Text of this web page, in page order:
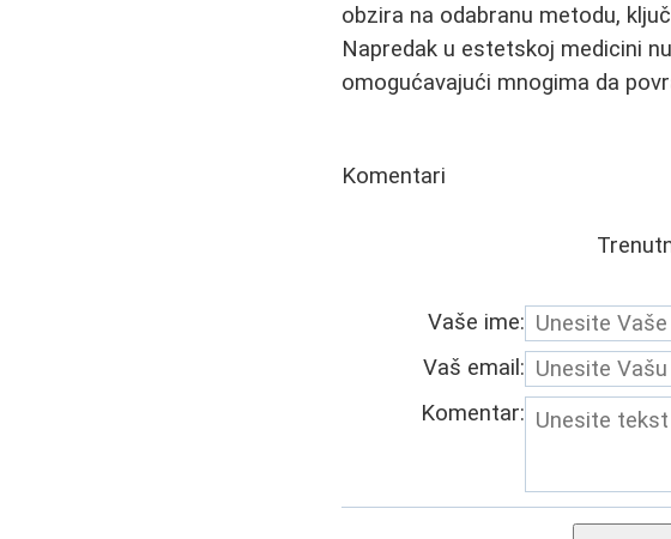
obzira na odabranu metodu,
Napredak u estetskoj medicini
omogućavajući mnogima da
Komentari
Vaše ime:
Vaš email:
Komentar: